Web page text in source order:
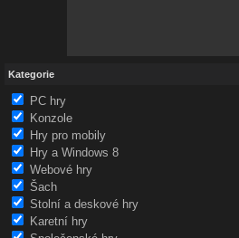
Kategorie
PC hry
Konzole
Hry pro mobily
Hry a Windows 8
Webové hry
Šach
Stolní a deskové hry
Karetní hry